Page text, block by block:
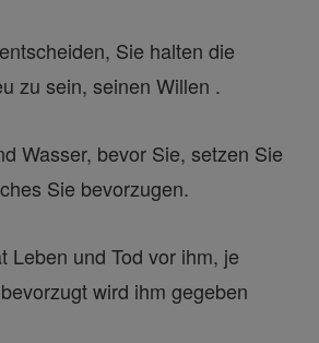
Sie halten die
zu sein, seinen Willen .
Wasser, bevor Sie, setzen Sie
Sie bevorzugen.
Leben und Tod vor ihm, je
wird ihm gegeben